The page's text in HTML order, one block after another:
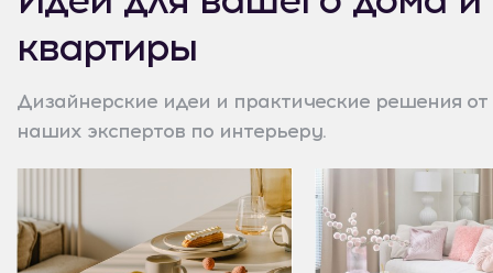
квартиры
Дизайнерские идеи и практические решения от
наших экспертов по интерьеру.